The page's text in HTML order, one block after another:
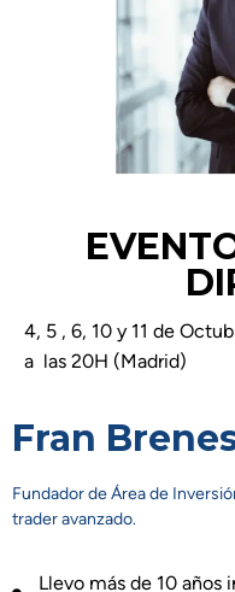
4, 5 , 6, 10 y 11 de
a las 20H (Madrid)
Fran
Fundador de Área de
trader avanzado.
Llevo más de 10 años